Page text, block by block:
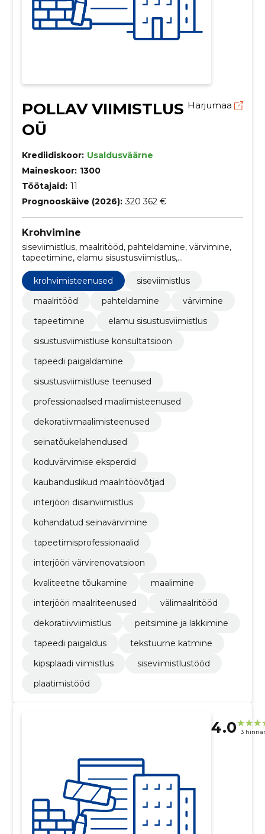
POLLAV VIIMISTLUS
OÜ
Harjumaa
Krediidiskoor: Usaldusväärne
Maineskoor: 1300
Töötajaid: 11
Prognooskäive (2026): 320 362 €
Krohvimine
siseviimistlus, maalritööd, pahteldamine, värvimine,
tapeetimine, elamu sisustusviimistlus,
sisustusviimistluse konsultatsioon, tapeedi
paigaldamine, sisustusviimistluse teenused,
professionaalsed maalimisteenused
krohvimisteenused
siseviimistlus
maalritööd
pahteldamine
värvimine
tapeetimine
elamu sisustusviimistlus
sisustusviimistluse konsultatsioon
tapeedi paigaldamine
sisustusviimistluse teenused
professionaalsed maalimisteenused
dekoratiivmaalimisteenused
seinatõukelahendused
koduvärvimise eksperdid
kaubanduslikud maalritöövõtjad
interjööri disainviimistlus
kohandatud seinavärvimine
tapeetimisprofessionaalid
interjööri värvirenovatsioon
kvaliteetne tõukamine
maalimine
interjööri maalriteenused
välimaalritööd
dekoratiivviimistlus
peitsimine ja lakkimine
tapeedi paigaldus
tekstuurne katmine
kipsplaadi viimistlus
siseviimistlustööd
plaatimistööd
4.0 3